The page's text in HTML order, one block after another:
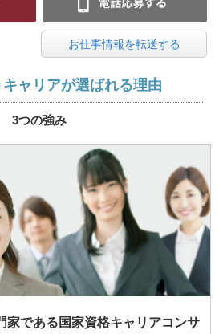
お仕事情報を転送する
ャリアが選ばれる理由
3つの強み
家である国家資格キャリアコンサ